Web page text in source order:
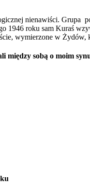
nienawiści. Grupa
1946 roku sam Kuraś
wymierzone w
między sobą o moim